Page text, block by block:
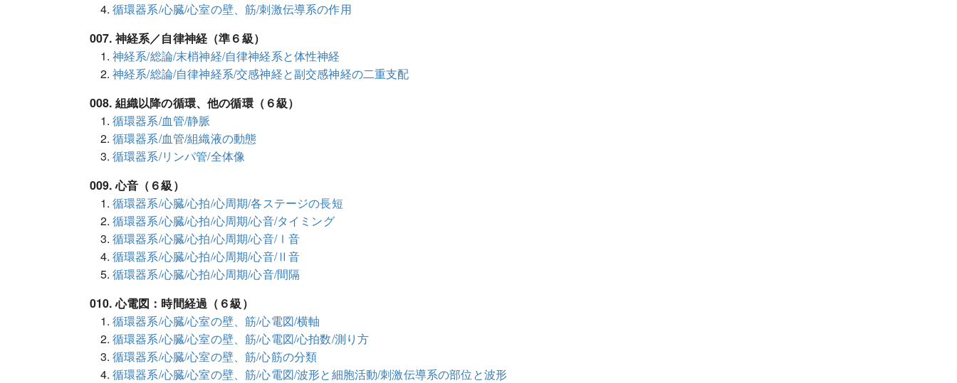
循環器系/心臓/心室の壁、筋/刺激伝導系の作用
007. 神経系／自律神経（準６級）
神経系/総論/末梢神経/自律神経系と体性神経
神経系/総論/自律神経系/交感神経と副交感神経の二重支配
008. 組織以降の循環、他の循環（６級）
循環器系/血管/静脈
循環器系/血管/組織液の動態
循環器系/リンパ管/全体像
009. 心音（６級）
循環器系/心臓/心拍/心周期/各ステージの長短
循環器系/心臓/心拍/心周期/心音/タイミング
循環器系/心臓/心拍/心周期/心音/Ⅰ音
循環器系/心臓/心拍/心周期/心音/Ⅱ音
循環器系/心臓/心拍/心周期/心音/間隔
010. 心電図：時間経過（６級）
循環器系/心臓/心室の壁、筋/心電図/横軸
循環器系/心臓/心室の壁、筋/心電図/心拍数/測り方
循環器系/心臓/心室の壁、筋/心筋の分類
循環器系/心臓/心室の壁、筋/心電図/波形と細胞活動/刺激伝導系の部位と波形